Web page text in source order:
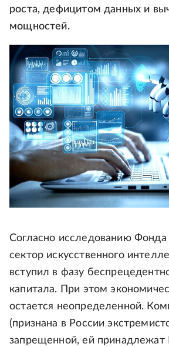
роста, дефицитом данных и
мощностей.
Согласно исследованию Фонда
сектор искусственного
вступил в фазу
капитала. При этом
остается неопределенной.
(признана в России
запрещенной, ей принадлежат